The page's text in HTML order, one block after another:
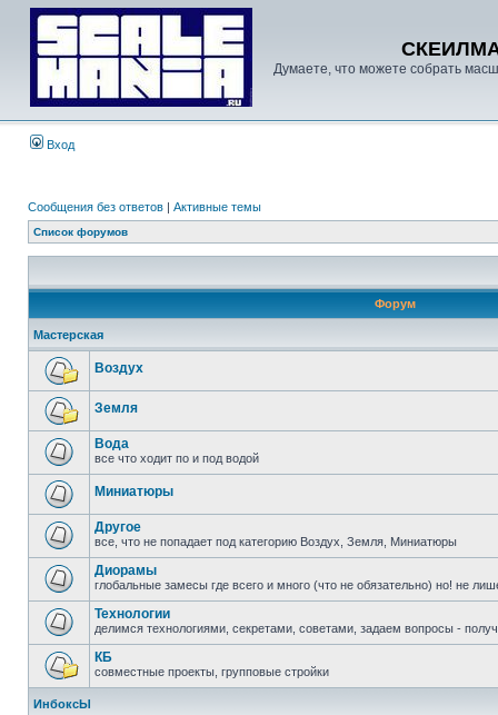
Думаете, что можете собрать
Вход
Сообщения без ответов | Активные темы
Список форумов
Форум
Мастерская
Воздух
Земля
Вода
все что ходит по и под водой
Миниатюры
Другое
все, что не попадает под категорию Воздух, Земля, Миниатюры
Диорамы
глобальные замесы где всего и много (что не обязательно) но! не
Технологии
делимся технологиями, секретами, советами, задаем вопросы -
КБ
совместные проекты, групповые стройки
ИнбоксЫ